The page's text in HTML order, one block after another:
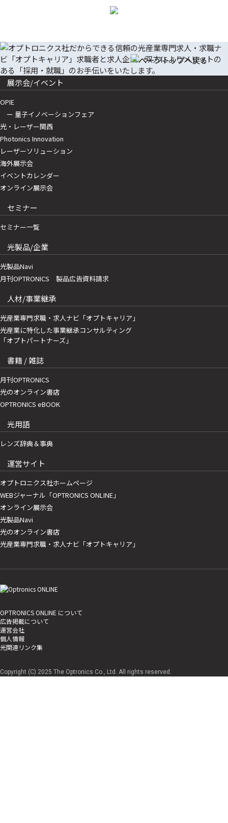
展示会/イベント
OPIE
ー 量子イノベーションフェア
光・レーザー関西
Photonics Innovation
レーザーソリューション
海外展示会
イベントカレンダー
オンライン展示会
セミナー
セミナー一覧
光製品/企業
光製品Navi
月刊OPTRONICS 製品広告資料請求
人材/事業継承
光産業専門求職・求人ナビ「オプトキャリア」
光産業に特化した事業継承コンサルティング
「オプトパートナーズ」
書籍 / 雑誌
月刊OPTRONICS
光のオンライン書店
OPTRONICS eBOOK
光用語
レンズ辞典＆事典
運営サイト
オプトロニクス社ホームページ
WEBジャーナル「OPTRONICS ONLINE」
オンライン展示会
光製品Navi
光のオンライン書店
光産業専門求職・求人ナビ「オプトキャリア」
OPTRONICS ONLINE について
広告掲載について
運営会社
個人情報
光関連リンク集
Copyright (C) 2025 The Optronics Co., Ltd. All rights reserved.